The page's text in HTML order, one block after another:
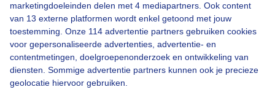
marketingdoeleinden delen met 4 mediapartners. Ook content
van 13 externe platformen wordt enkel getoond met jouw
toestemming. Onze 114 advertentie partners gebruiken cookies
voor gepersonaliseerde advertenties, advertentie- en
contentmetingen, doelgroepenonderzoek en ontwikkeling van
diensten. Sommige advertentie partners kunnen ook je precieze
geolocatie hiervoor gebruiken.
Over Buienradar